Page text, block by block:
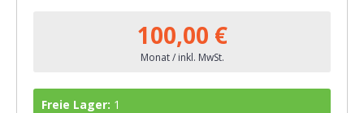
100,00 €
Monat / inkl. MwSt.
Freie Lager: 1